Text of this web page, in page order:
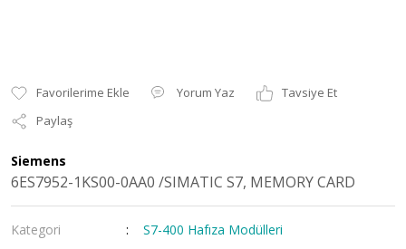
Yorum Yaz
Tavsiye Et
Paylaş
Siemens
6ES7952-1KS00-0AA0 /SIMATIC S7, MEMORY CARD
Kategori
S7-400 Hafıza Modülleri